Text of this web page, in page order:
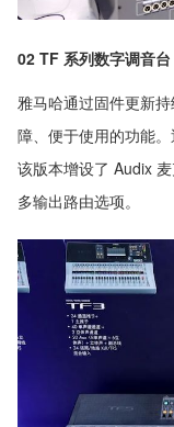
02 TF 系列数字调音台
雅马哈通过固件更新
障、便于使用的功能
该版本增设了 Audix
多输出路由选项。